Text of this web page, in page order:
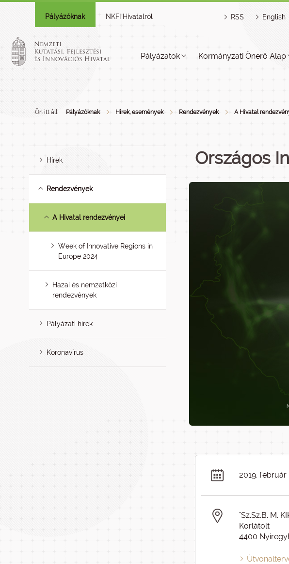
Pályázóknak NKFI Hivatalról RSS English
Pályázatok Kormányzati Önerő Alap
Ön itt áll: Pályázóknak Hírek, események Rendezvények A Hivatal
Hírek
Rendezvények
A Hivatal rendezvényei
Week of Innovative Regions in
Europe 2024
Hazai és nemzetközi
rendezvények
Pályázati hírek
Koronavírus
Országos
2019. február
"Sz.Sz.B. M.
Korlátolt
4400